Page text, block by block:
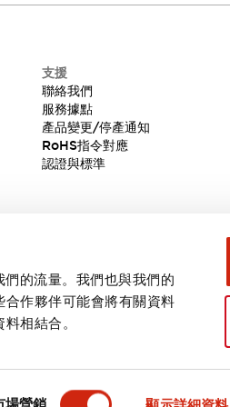
的流量。我們也與我們的
作夥伴可能會將有關資料
相結合。
場營銷
支援
聯絡我們
服務據點
產品變更/停產通知
RoHS指令對應
認證與標準